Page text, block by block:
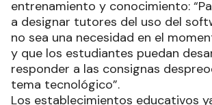
entrenamiento y conocimiento:
a designar tutores del uso del
no sea una necesidad en el
y que los estudiantes puedan
responder a las consignas
tema tecnológico”.
Los establecimientos educativos